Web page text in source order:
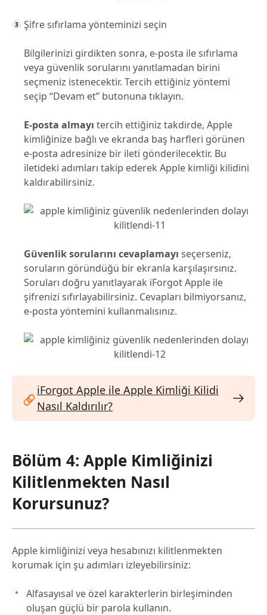
Şifre sıfırlama yönteminizi seçin
Bilgilerinizi girdikten sonra, e-posta ile sıfırlama
veya güvenlik sorularını yanıtlamadan birini
seçmeniz istenecektir. Tercih ettiğiniz yöntemi
seçip “Devam et” butonuna tıklayın.
E-posta almayı tercih ettiğiniz takdirde, Apple
kimliğinize bağlı ve ekranda baş harfleri görünen
e-posta adresinize bir ileti gönderilecektir. Bu
iletideki adımları takip ederek Apple kimliği kilidini
kaldırabilirsiniz.
Güvenlik sorularını cevaplamayı seçerseniz,
soruların göründüğü bir ekranla karşılaşırsınız.
Soruları doğru yanıtlayarak iForgot Apple ile
şifrenizi sıfırlayabilirsiniz. Cevapları bilmiyorsanız,
e-posta yöntemini kullanmalısınız.
iForgot Apple ile Apple Kimliği Kilidi
Nasıl Kaldırılır?
Bölüm 4: Apple Kimliğinizi
Kilitlenmekten Nasıl
Korursunuz?
Apple kimliğinizi veya hesabınızı kilitlenmekten
korumak için şu adımları izleyebilirsiniz:
Alfasayısal ve özel karakterlerin birleşiminden
oluşan güçlü bir parola kullanın.